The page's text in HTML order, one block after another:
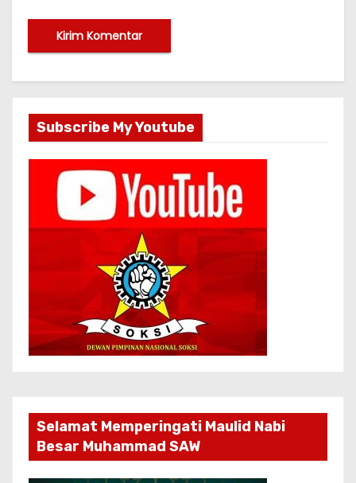
Subscribe My Youtube
Selamat Memperingati Maulid Nabi
Besar Muhammad SAW